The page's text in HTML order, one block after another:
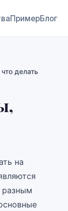
ПримерБлог
делать
на